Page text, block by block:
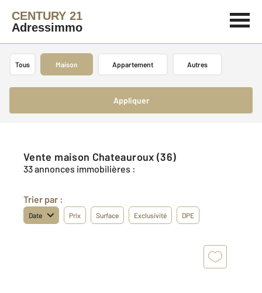
CENTURY 21
Adressimmo
Tous Maison Appartement Autres
Appliquer
Vente maison Chateauroux (36)
33 annonces immobilières :
Trier par :
Date Prix Surface Exclusivité DPE